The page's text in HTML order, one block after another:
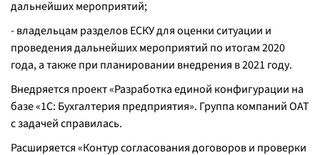
дальнейших мероприятий;
- владельцам разделов ЕСКУ для оценки ситуации и
проведения дальнейших мероприятий по итогам 2020
года, а также при планировании внедрения в 2021 году.
Внедряется проект «Разработка единой конфигурации на
базе «1С: Бухгалтерия предприятия». Группа компаний ОАТ
с задачей справилась.
Расширяется «Контур согласования договоров и проверки